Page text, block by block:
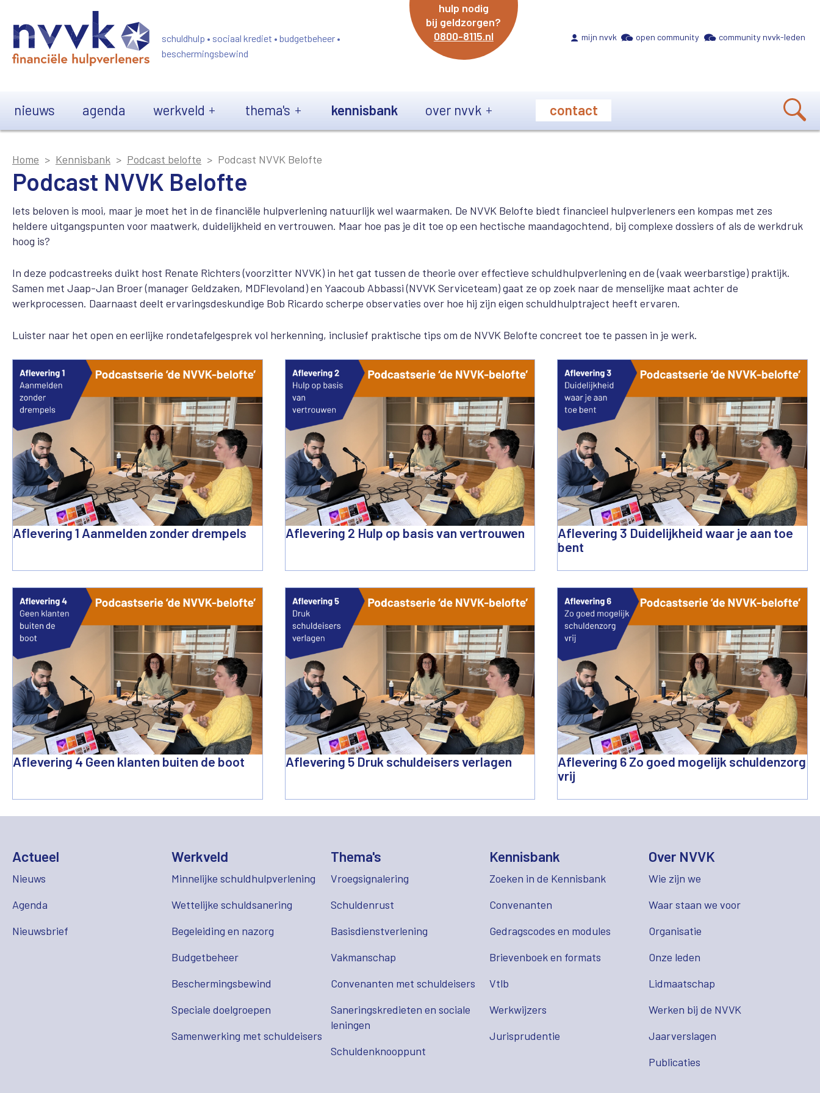
schuldhulp • sociaal krediet • budgetbeheer •
beschermingsbewind
hulp nodig
bij geldzorgen?
0800-8115.nl
mijn nvvk open community community nvvk-leden
nieuws agenda werkveld thema's kennisbank over nvvk contact
Home Kennisbank Podcast belofte Podcast NVVK Belofte
Podcast NVVK Belofte
Iets beloven is mooi, maar je moet het in de financiële hulpverlening natuurlijk wel waarmaken. De NVVK Belofte biedt financieel hulpverleners een kompas met zes
heldere uitgangspunten voor maatwerk, duidelijkheid en vertrouwen. Maar hoe pas je dit toe op een hectische maandagochtend, bij complexe dossiers of als de werkdruk
hoog is?
In deze podcastreeks duikt host Renate Richters (voorzitter NVVK) in het gat tussen de theorie over effectieve schuldhulpverlening en de (vaak weerbarstige) praktijk.
Samen met Jaap-Jan Broer (manager Geldzaken, MDFlevoland) en Yaacoub Abbassi (NVVK Serviceteam) gaat ze op zoek naar de menselijke maat achter de
werkprocessen. Daarnaast deelt ervaringsdeskundige Bob Ricardo scherpe observaties over hoe hij zijn eigen schuldhulptraject heeft ervaren.
Luister naar het open en eerlijke rondetafelgesprek vol herkenning, inclusief praktische tips om de NVVK Belofte concreet toe te passen in je werk.
Aflevering 1 Aanmelden zonder drempels Aflevering 2 Hulp op basis van vertrouwen
Aflevering 3 Duidelijkheid waar je aan toe
bent
Aflevering 4 Geen klanten buiten de boot Aflevering 5 Druk schuldeisers verlagen
Aflevering 6 Zo goed mogelijk schuldenzorg
vrij
Actueel
Nieuws
Agenda
Nieuwsbrief
Werkveld
Minnelijke schuldhulpverlening
Wettelijke schuldsanering
Begeleiding en nazorg
Budgetbeheer
Beschermingsbewind
Speciale doelgroepen
Samenwerking met schuldeisers
Thema's
Vroegsignalering
Schuldenrust
Basisdienstverlening
Vakmanschap
Convenanten met schuldeisers
Saneringskredieten en sociale
leningen
Schuldenknooppunt
Kennisbank
Zoeken in de Kennisbank
Convenanten
Gedragscodes en modules
Brievenboek en formats
Vtlb
Werkwijzers
Jurisprudentie
Over NVVK
Wie zijn we
Waar staan we voor
Organisatie
Onze leden
Lidmaatschap
Werken bij de NVVK
Jaarverslagen
Publicaties